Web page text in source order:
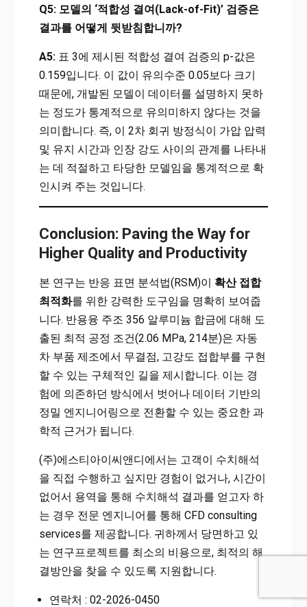
Q5: 모델의 ‘적합성 결여(Lack-of-Fit)’ 검증은
결과를 어떻게 뒷받침합니까?
A5:표 3에 제시된 적합성 결여 검증의 p-값은
0.159입니다. 이 값이 유의수준 0.05보다 크기
때문에, 개발된 모델이 데이터를 설명하지 못하
는 정도가 통계적으로 유의미하지 않다는 것을
의미합니다. 즉, 이 2차 회귀 방정식이 가압 압력
및 유지 시간과 인장 강도 사이의 관계를 나타내
는 데 적절하고 타당한 모델임을 통계적으로 확
인시켜 주는 것입니다.
Conclusion: Paving the Way for
Higher Quality and Productivity
본 연구는 반응 표면 분석법(RSM)이 확산 접합
최적화를 위한 강력한 도구임을 명확히 보여줍
니다. 반용융 주조 356 알루미늄 합금에 대해 도
출된 최적 공정 조건(2.06 MPa, 214분)은 자동
차 부품 제조에서 무결점, 고강도 접합부를 구현
할 수 있는 구체적인 길을 제시합니다. 이는 경
험에 의존하던 방식에서 벗어나 데이터 기반의
정밀 엔지니어링으로 전환할 수 있는 중요한 과
학적 근거가 됩니다.
(주)에스티아이씨앤디에서는 고객이 수치해석
을 직접 수행하고 싶지만 경험이 없거나, 시간이
없어서 용역을 통해 수치해석 결과를 얻고자 하
는 경우 전문 엔지니어를 통해 CFD consulting
services를 제공합니다. 귀하께서 당면하고 있
는 연구프로젝트를 최소의 비용으로, 최적의 해
결방안을 찾을 수 있도록 지원합니다.
연락처 : 02-2026-0450